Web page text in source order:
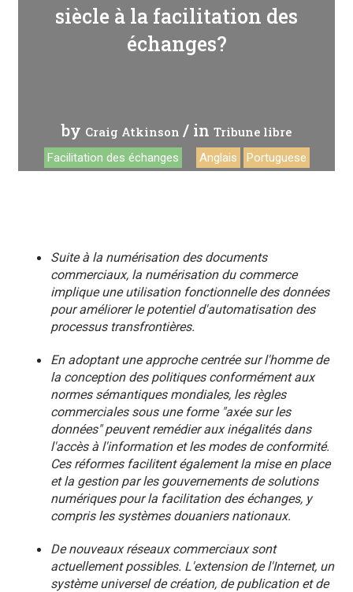
siècle à la facilitation des
échanges?
by Craig Atkinson / in Tribune libre
Facilitation des échanges Anglais Portuguese
Suite à la numérisation des documents
commerciaux, la numérisation du commerce
implique une utilisation fonctionnelle des données
pour améliorer le potentiel d'automatisation des
processus transfrontières.
En adoptant une approche centrée sur l'homme de
la conception des politiques conformément aux
normes sémantiques mondiales, les règles
commerciales sous une forme "axée sur les
données" peuvent remédier aux inégalités dans
l'accès à l'information et les modes de conformité.
Ces réformes facilitent également la mise en place
et la gestion par les gouvernements de solutions
numériques pour la facilitation des échanges, y
compris les systèmes douaniers nationaux.
De nouveaux réseaux commerciaux sont
actuellement possibles. L'extension de l'Internet, un
système universel de création, de publication et de